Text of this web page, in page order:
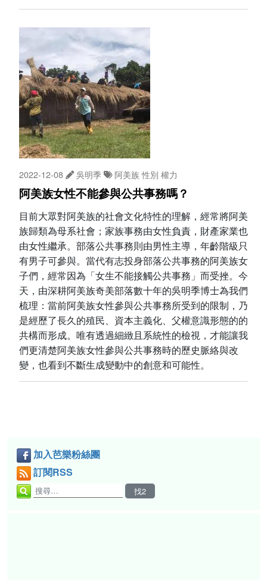
2022-12-08 吳明季 阿美族性別 權力
阿美族女性不能參與公共事務嗎？
目前大眾對阿美族的社會文化特性的理解，經常將阿美
族歸類為母系社會；家族事務由女性負責，財產家業也
由女性繼承。部落公共事務則由男性主導，年齡階級只
有男子可參與。當代有志投身部落公共事務的阿美族女
子們，經常因為「女生不能接觸公共事務」而受挫。今
天，由深耕阿美族奇美部落數十年的吳明季博士為我們
梳理：當前阿美族女性參與公共事務所受到的限制，乃
是經歷了長久的殖民、資本主義化、父權意識形態的的
共構而形成。唯有透過細緻且系統性的檢視，才能讓我
們更清楚阿美族女性參與公共事務時的歷史脈絡與改
變，也看到不斷生成變動中的創意和可能性。
加入芭樂粉絲團
訂閱RSS